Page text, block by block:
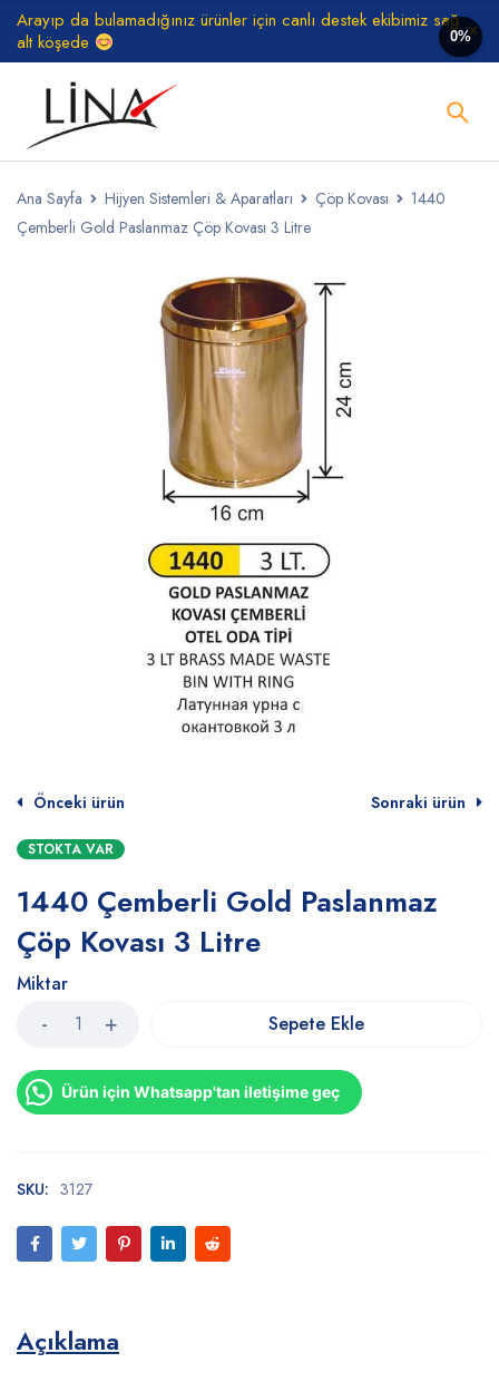
Arayıp da bulamadığınız ürünler için canlı destek ekibimiz sağ
alt köşede
Ana Sayfa Hijyen Sistemleri & Aparatları Çöp Kovası
1440
Çemberli Gold Paslanmaz Çöp Kovası 3 Litre
Önceki ürün Sonraki ürün
STOKTA VAR
1440 Çemberli Gold Paslanmaz
Çöp Kovası 3 Litre
Miktar
Sepete Ekle
Ürün için Whatsapp'tan iletişime geç
SKU: 3127
Açıklama
0%